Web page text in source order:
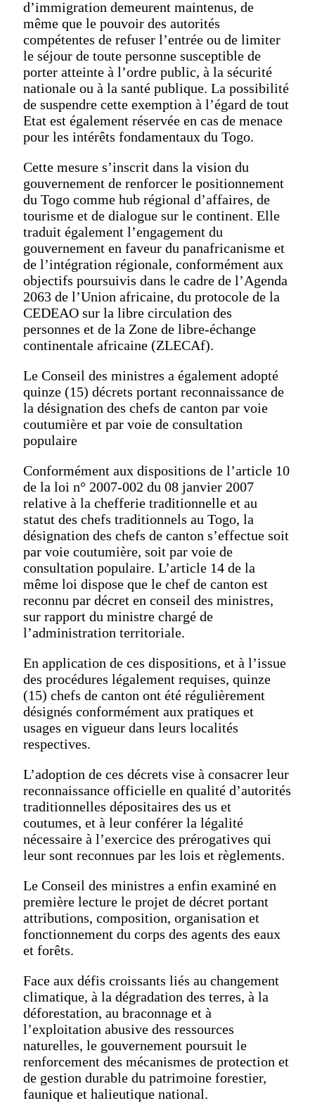
d’immigration demeurent maintenus, de
même que le pouvoir des autorités
compétentes de refuser l’entrée ou de limiter
le séjour de toute personne susceptible de
porter atteinte à l’ordre public, à la sécurité
nationale ou à la santé publique. La possibilité
de suspendre cette exemption à l’égard de tout
Etat est également réservée en cas de menace
pour les intérêts fondamentaux du Togo.
Cette mesure s’inscrit dans la vision du
gouvernement de renforcer le positionnement
du Togo comme hub régional d’affaires, de
tourisme et de dialogue sur le continent. Elle
traduit également l’engagement du
gouvernement en faveur du panafricanisme et
de l’intégration régionale, conformément aux
objectifs poursuivis dans le cadre de l’Agenda
2063 de l’Union africaine, du protocole de la
CEDEAO sur la libre circulation des
personnes et de la Zone de libre-échange
continentale africaine (ZLECAf).
Le Conseil des ministres a également adopté
quinze (15) décrets portant reconnaissance de
la désignation des chefs de canton par voie
coutumière et par voie de consultation
populaire
Conformément aux dispositions de l’article 10
de la loi n° 2007-002 du 08 janvier 2007
relative à la chefferie traditionnelle et au
statut des chefs traditionnels au Togo, la
désignation des chefs de canton s’effectue soit
par voie coutumière, soit par voie de
consultation populaire. L’article 14 de la
même loi dispose que le chef de canton est
reconnu par décret en conseil des ministres,
sur rapport du ministre chargé de
l’administration territoriale.
En application de ces dispositions, et à l’issue
des procédures légalement requises, quinze
(15) chefs de canton ont été régulièrement
désignés conformément aux pratiques et
usages en vigueur dans leurs localités
respectives.
L’adoption de ces décrets vise à consacrer leur
reconnaissance officielle en qualité d’autorités
traditionnelles dépositaires des us et
coutumes, et à leur conférer la légalité
nécessaire à l’exercice des prérogatives qui
leur sont reconnues par les lois et règlements.
Le Conseil des ministres a enfin examiné en
première lecture le projet de décret portant
attributions, composition, organisation et
fonctionnement du corps des agents des eaux
et forêts.
Face aux défis croissants liés au changement
climatique, à la dégradation des terres, à la
déforestation, au braconnage et à
l’exploitation abusive des ressources
naturelles, le gouvernement poursuit le
renforcement des mécanismes de protection et
de gestion durable du patrimoine forestier,
faunique et halieutique national.